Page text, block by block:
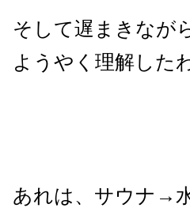
そして遅まきなが
ようやく理解した
あれは、サウナ→